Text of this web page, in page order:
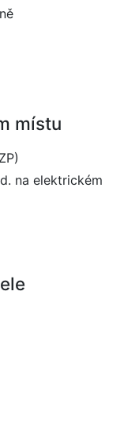
místu
na elektrickém